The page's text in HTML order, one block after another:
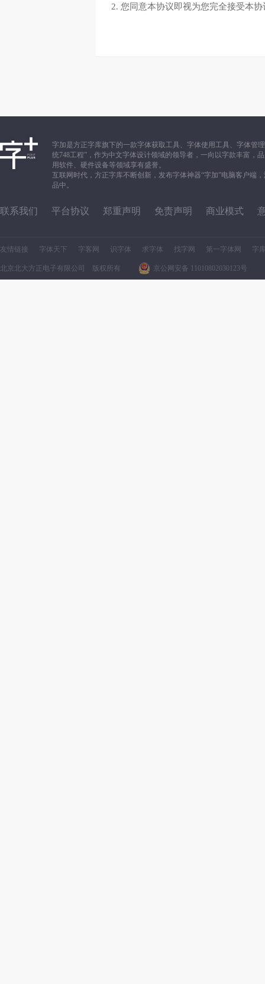
2. 您同意本协议即视为您完全接受本
字加是方正字库旗下的一款字体获取工具、字体使用工具、字体管
统748工程”，作为中文字体设计领域的领导者，一向以字款丰富，
用软件、硬件设备等领域享有盛誉。
互联网时代，方正字库不断创新，发布字体神器“字加”电脑客户端
品中。
联系我们 平台协议 郑重声明 免责声明 商业模式
友情链接 字体天下 字客网 识字体 求字体 找字网 第一字体网 字
北京北大方正电子有限公司 版权所有 京公网安备 11010802030123号